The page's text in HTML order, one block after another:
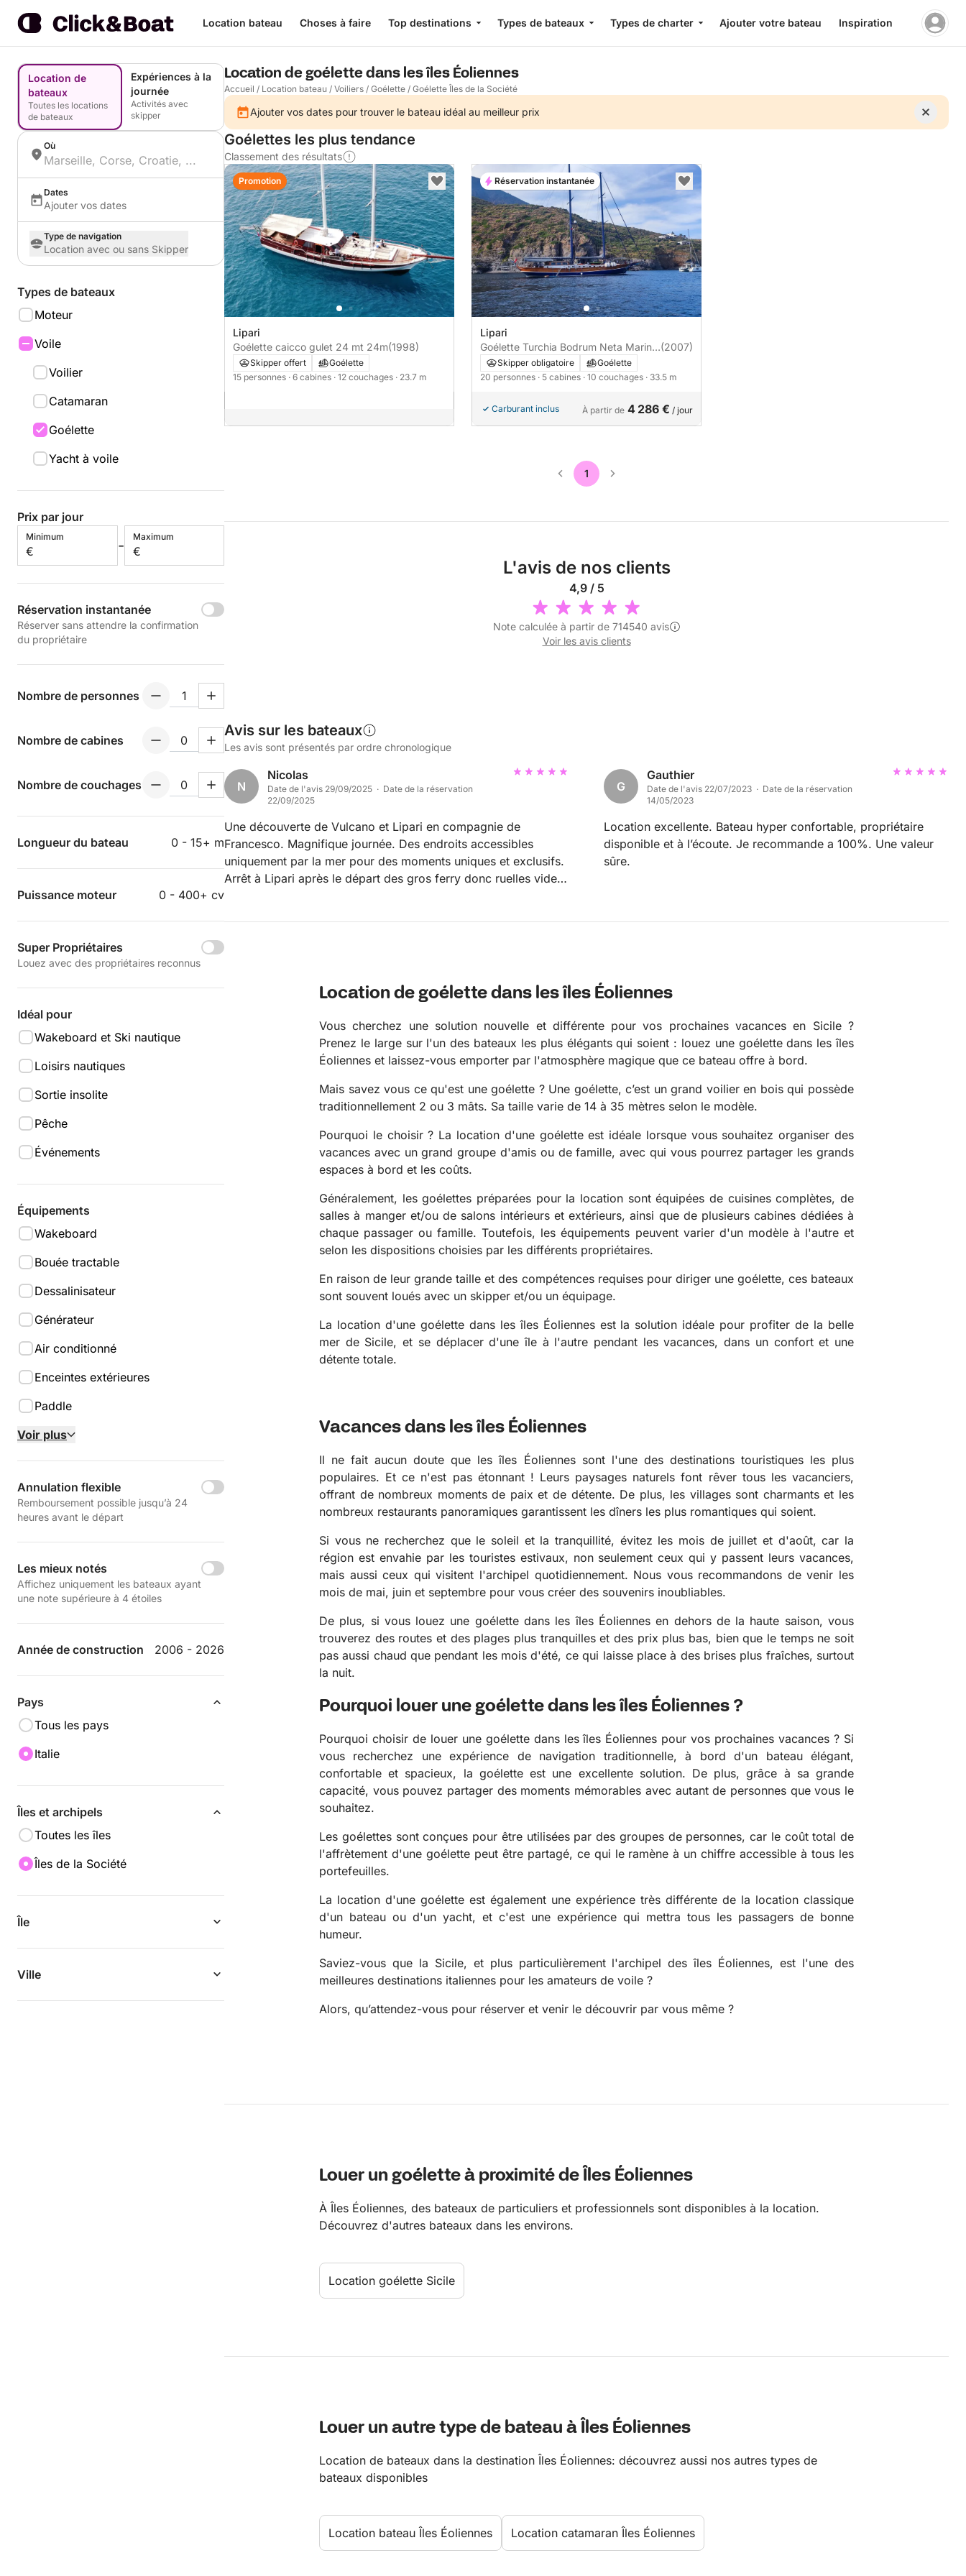
Location bateau Choses à faire Top destinations Types de bateaux Types de charter Ajouter votre bateau Inspiration
Location de
bateaux
Toutes les locations
de bateaux
Expériences à la
journée
Activités avec
skipper
Où
Dates
Ajouter vos dates
Type de navigation
Location avec ou sans Skipper
Types de bateaux
Moteur
Voile
Voilier
Catamaran
Goélette
Yacht à voile
Prix par jour
Minimum
€ -
Maximum
€
Réservation instantanée
Réserver sans attendre la confirmation
du propriétaire
Nombre de personnes
Nombre de cabines
Nombre de couchages
Longueur du bateau 0 - 15+ m
Puissance moteur 0 - 400+ cv
Super Propriétaires
Louez avec des propriétaires reconnus
Idéal pour
Wakeboard et Ski nautique
Loisirs nautiques
Sortie insolite
Pêche
Événements
Équipements
Wakeboard
Bouée tractable
Dessalinisateur
Générateur
Air conditionné
Enceintes extérieures
Paddle
Voir plus
Annulation flexible
Remboursement possible jusqu’à 24
heures avant le départ
Les mieux notés
Affichez uniquement les bateaux ayant
une note supérieure à 4 étoiles
Année de construction 2006 - 2026
Pays
Tous les pays
Italie
Îles et archipels
Toutes les îles
Îles de la Société
Île
Ville
Location de goélette dans les îles Éoliennes
Accueil / Location bateau / Voiliers / Goélette / Goélette Îles de la Société
Ajouter vos dates pour trouver le bateau idéal au meilleur prix
Goélettes les plus tendance
Classement des résultats
Lipari
Goélette caicco gulet 24 mt 24m(1998)
Skipper offert
Goélette
15 personnes · 6 cabines · 12 couchages · 23.7 m
Promotion
Lipari
Goélette Turchia Bodrum Neta Marin
Gulet 34m
(2007)
Skipper obligatoire
Goélette
20 personnes · 5 cabines · 10 couchages · 33.5 m
Carburant inclus À partir de 4 286 € / jour
Réservation instantanée
1
L'avis de nos clients
4,9 / 5
Note calculée à partir de 714540 avis
Voir les avis clients
Avis sur les bateaux
Les avis sont présentés par ordre chronologique
N
Nicolas
Date de l'avis 29/09/2025 · Date de la réservation
22/09/2025
Une découverte de Vulcano et Lipari en compagnie de
Francesco. Magnifique journée. Des endroits accessibles
uniquement par la mer pour des moments uniques et exclusifs.
Arrêt à Lipari après le départ des gros ferry donc ruelles vides
G
Gauthier
Date de l'avis 22/07/2023 · Date de la réservation
14/05/2023
Location excellente. Bateau hyper confortable, propriétaire
disponible et à l’écoute. Je recommande a 100%. Une valeur
sûre.
Location de goélette dans les îles Éoliennes
Vous cherchez une solution nouvelle et différente pour vos prochaines vacances en Sicile ?
Prenez le large sur l'un des bateaux les plus élégants qui soient : louez une goélette dans les îles
Éoliennes et laissez-vous emporter par l'atmosphère magique que ce bateau offre à bord.
Mais savez vous ce qu'est une goélette ? Une goélette, c’est un grand voilier en bois qui possède
traditionnellement 2 ou 3 mâts. Sa taille varie de 14 à 35 mètres selon le modèle.
Pourquoi le choisir ? La location d'une goélette est idéale lorsque vous souhaitez organiser des
vacances avec un grand groupe d'amis ou de famille, avec qui vous pourrez partager les grands
espaces à bord et les coûts.
Généralement, les goélettes préparées pour la location sont équipées de cuisines complètes, de
salles à manger et/ou de salons intérieurs et extérieurs, ainsi que de plusieurs cabines dédiées à
chaque passager ou famille. Toutefois, les équipements peuvent varier d'un modèle à l'autre et
selon les dispositions choisies par les différents propriétaires.
En raison de leur grande taille et des compétences requises pour diriger une goélette, ces bateaux
sont souvent loués avec un skipper et/ou un équipage.
La location d'une goélette dans les îles Éoliennes est la solution idéale pour profiter de la belle
mer de Sicile, et se déplacer d'une île à l'autre pendant les vacances, dans un confort et une
détente totale.
Vacances dans les îles Éoliennes
Il ne fait aucun doute que les îles Éoliennes sont l'une des destinations touristiques les plus
populaires. Et ce n'est pas étonnant ! Leurs paysages naturels font rêver tous les vacanciers,
offrant de nombreux moments de paix et de détente. De plus, les villages sont charmants et les
nombreux restaurants panoramiques garantissent les dîners les plus romantiques qui soient.
Si vous ne recherchez que le soleil et la tranquillité, évitez les mois de juillet et d'août, car la
région est envahie par les touristes estivaux, non seulement ceux qui y passent leurs vacances,
mais aussi ceux qui visitent l'archipel quotidiennement. Nous vous recommandons de venir les
mois de mai, juin et septembre pour vous créer des souvenirs inoubliables.
De plus, si vous louez une goélette dans les îles Éoliennes en dehors de la haute saison, vous
trouverez des routes et des plages plus tranquilles et des prix plus bas, bien que le temps ne soit
pas aussi chaud que pendant les mois d'été, ce qui laisse place à des brises plus fraîches, surtout
la nuit.
Pourquoi louer une goélette dans les îles Éoliennes ?
Pourquoi choisir de louer une goélette dans les îles Éoliennes pour vos prochaines vacances ? Si
vous recherchez une expérience de navigation traditionnelle, à bord d'un bateau élégant,
confortable et spacieux, la goélette est une excellente solution. De plus, grâce à sa grande
capacité, vous pouvez partager des moments mémorables avec autant de personnes que vous le
souhaitez.
Les goélettes sont conçues pour être utilisées par des groupes de personnes, car le coût total de
l'affrètement d'une goélette peut être partagé, ce qui le ramène à un chiffre accessible à tous les
portefeuilles.
La location d'une goélette est également une expérience très différente de la location classique
d'un bateau ou d'un yacht, et c'est une expérience qui mettra tous les passagers de bonne
humeur.
Saviez-vous que la Sicile, et plus particulièrement l'archipel des îles Éoliennes, est l'une des
meilleures destinations italiennes pour les amateurs de voile ?
Alors, qu’attendez-vous pour réserver et venir le découvrir par vous même ?
Louer un goélette à proximité de Îles Éoliennes
À Îles Éoliennes, des bateaux de particuliers et professionnels sont disponibles à la location.
Découvrez d'autres bateaux dans les environs.
Location goélette Sicile
Louer un autre type de bateau à Îles Éoliennes
Location de bateaux dans la destination Îles Éoliennes: découvrez aussi nos autres types de
bateaux disponibles
Location bateau Îles Éoliennes Location catamaran Îles Éoliennes